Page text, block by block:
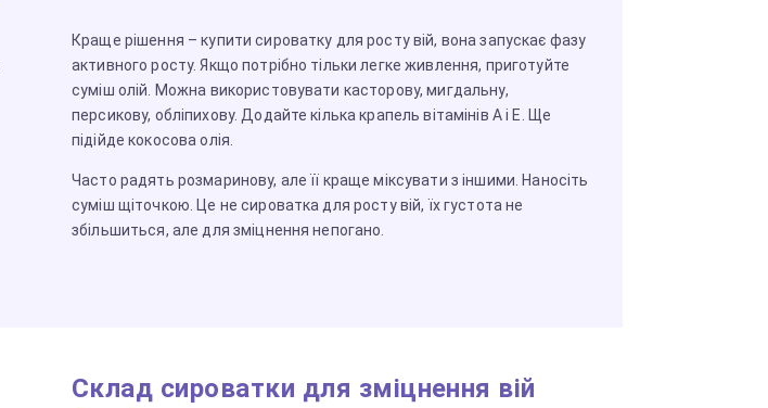
Краще рішення – купити сироватку для росту вій, вона запускає фазу
активного росту. Якщо потрібно тільки легке живлення, приготуйте
суміш олій. Можна використовувати касторову, мигдальну,
персикову, обліпихову. Додайте кілька крапель вітамінів А і Е. Ще
підійде кокосова олія.
Часто радять розмаринову, але її краще міксувати з іншими. Наносіть
суміш щіточкою. Це не сироватка для росту вій, їх густота не
збільшиться, але для зміцнення непогано.
Склад сироватки для зміцнення вій